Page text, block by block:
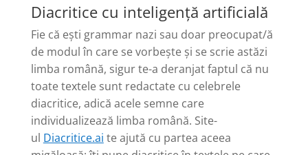
Diacritice cu inteligență artificială
Fie că ești grammar nazi sau doar preocupat/ă
de modul în care se vorbește și se scrie astăzi
limba română, sigur te-a deranjat faptul că nu
toate textele sunt redactate cu celebrele
diacritice, adică acele semne care
individualizează limba română. Site-
ul Diacritice.ai te ajută cu partea aceea